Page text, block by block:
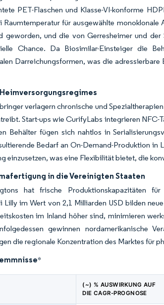
PET-Flaschen und Klasse-VI-konforme
für ausgewählte monoklonale
geworden, und die von Gerresheimer und
Chance. Da Biosimilar-Einsteiger die
Darreichungsformen, was die
verlagern chronische und
Start-ups wie CurifyLabs integrieren
Behälter fügen sich nahtlos in
Bedarf an On-Demand-Produktion in
einzusetzen, was eine Flexibilität bietet, die
in die Vereinigten Staaten
hat frische Produktionskapazitäten für
im Wert von 2,1 Milliarden USD bilden
im Inland höher sind, minimieren
gewinnen nordamerikanische
die regionale Konzentration des Marktes für
*
(~) % AUSWIRKUNG AUF
DIE CAGR-PROGNOSE